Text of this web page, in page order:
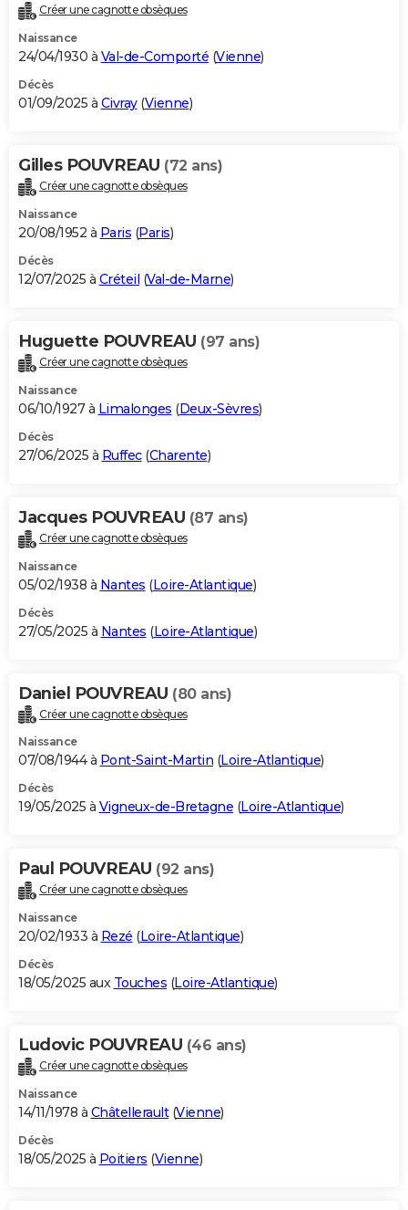
Créer une cagnotte obsèques
Naissance
24/04/1930 à Val-de-Comporté (Vienne)
Décès
01/09/2025 à Civray(Vienne)
Gilles POUVREAU (72 ans)
Créer une cagnotte obsèques
Naissance
20/08/1952 à Paris (Paris)
Décès
12/07/2025 à Créteil (Val-de-Marne)
Huguette POUVREAU (97 ans)
Créer une cagnotte obsèques
Naissance
06/10/1927 à Limalonges (Deux-Sèvres)
Décès
27/06/2025 à Ruffec(Charente)
Jacques POUVREAU (87 ans)
Créer une cagnotte obsèques
Naissance
05/02/1938 à Nantes (Loire-Atlantique)
Décès
27/05/2025 à Nantes (Loire-Atlantique)
Daniel POUVREAU (80 ans)
Créer une cagnotte obsèques
Naissance
07/08/1944 à Pont-Saint-Martin (Loire-Atlantique)
Décès
19/05/2025 à Vigneux-de-Bretagne (Loire-Atlantique)
Paul POUVREAU (92 ans)
Créer une cagnotte obsèques
Naissance
20/02/1933 à Rezé (Loire-Atlantique)
Décès
18/05/2025 aux Touches (Loire-Atlantique)
Ludovic POUVREAU (46 ans)
Créer une cagnotte obsèques
Naissance
14/11/1978 à Châtellerault(Vienne)
Décès
18/05/2025 à Poitiers (Vienne)